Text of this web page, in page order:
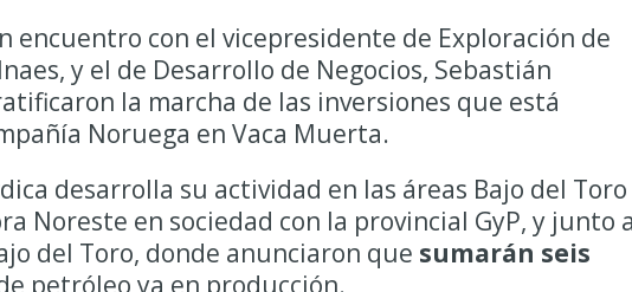
encuentro con el vicepresidente de Exploración de
y el de Desarrollo de Negocios, Sebastián
la marcha de las inversiones que está
Noruega en Vaca Muerta.
desarrolla su actividad en las áreas Bajo del Toro
Noreste en sociedad con la provincial GyP, y junto a
del Toro, donde anunciaron que sumarán seis
petróleo ya en producción.